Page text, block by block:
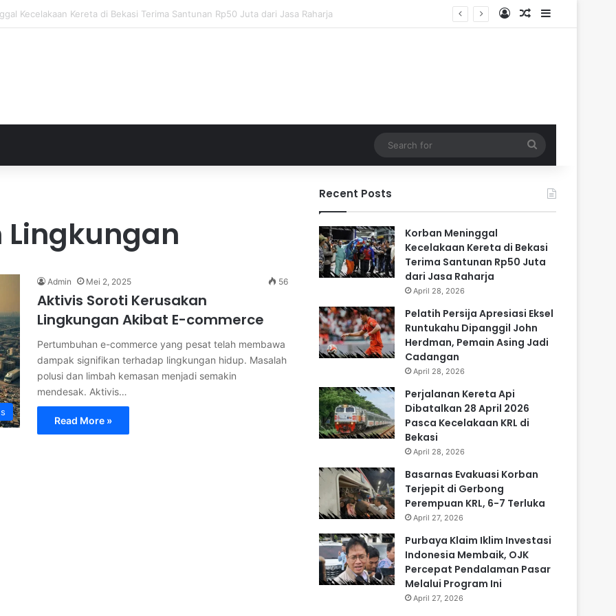
Eksel Runtukahu Dipanggil John Herdman, Pemain Asing Jadi Cadangan Log InRandom Article
Sidebar
for
Admin Mei 2, 2025 56
Aktivis Soroti Kerusakan
Lingkungan Akibat E-commerce
Pertumbuhan e-commerce yang pesat telah membawa
dampak signifikan terhadap lingkungan hidup. Masalah
polusi dan limbah kemasan menjadi semakin
mendesak. Aktivis…
Read More »
Recent Posts
Korban Meninggal
Kecelakaan Kereta di Bekasi
Terima Santunan Rp50 Juta
dari Jasa Raharja
April 28, 2026
Pelatih Persija Apresiasi Eksel
Runtukahu Dipanggil John
Herdman, Pemain Asing Jadi
Cadangan
April 28, 2026
Perjalanan Kereta Api
Dibatalkan 28 April 2026
Pasca Kecelakaan KRL di
Bekasi
April 28, 2026
Basarnas Evakuasi Korban
Terjepit di Gerbong
Perempuan KRL, 6-7 Terluka
April 27, 2026
Purbaya Klaim Iklim Investasi
Indonesia Membaik, OJK
Percepat Pendalaman Pasar
Melalui Program Ini
April 27, 2026